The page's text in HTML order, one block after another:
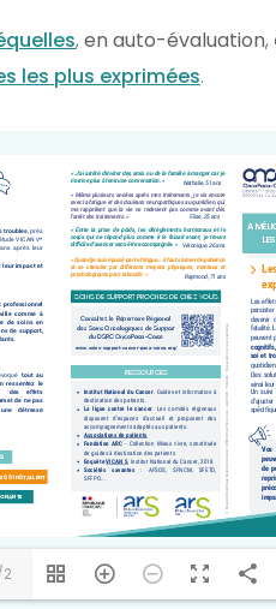
, en auto-évaluation,
les plus exprimées.
2